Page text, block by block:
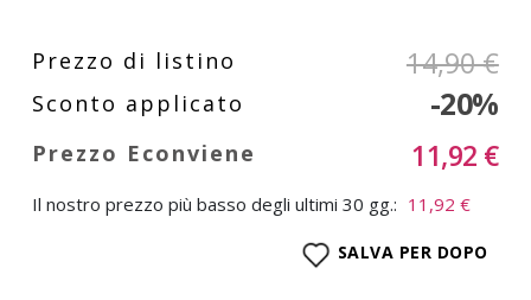
14,90 €
-20%
11,92 €
Il nostro prezzo più basso degli ultimi 30 gg.: 11,92 €
SALVA PER DOPO